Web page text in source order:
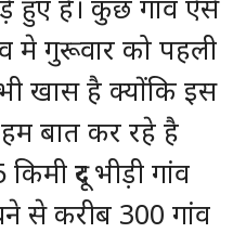
हुए है। कुछ गांव ऐसे
मे गुरूवार को पहली
खास है क्योंकि इस
हम बात कर रहे है
दूर भीड़ी गांव
से करीब 300 गांव